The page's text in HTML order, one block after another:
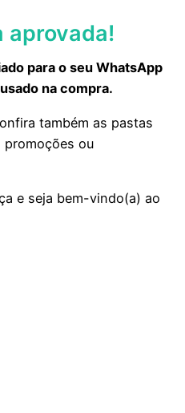
aprovada!
para o seu WhatsApp
na compra.
também as pastas
ou
e seja bem-vindo(a) ao